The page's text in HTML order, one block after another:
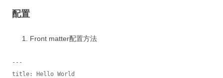
配置
Front matter配置方法
---
title: Hello World